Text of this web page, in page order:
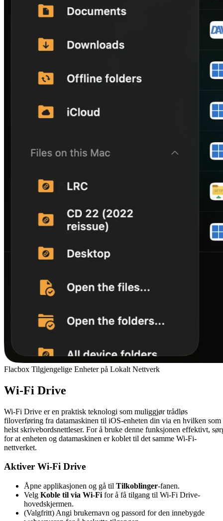
Flacbox Tilgjengelige Enheter på Lokalt Nettverk
Wi-Fi Drive
Wi-Fi Drive er en praktisk teknologi som muliggjør trådløs
filoverføring fra datamaskinen til iOS-enheten din via en hvilken som
helst skrivebordsnettleser. For å bruke denne funksjonen effektivt,
for at enheten og datamaskinen er koblet til det samme Wi-Fi-
nettverket.
Aktiver Wi-Fi Drive
Åpne applikasjonen og gå til Tilkoblinger-fanen.
Velg Koble til via Wi-Fi for å få tilgang til Wi-Fi Drive-
hovedskjermen.
(Valgfritt) Angi brukernavn og passord for den innebygde